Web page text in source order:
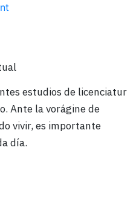
estudios de licenciatura,
Ante la vorágine de
vivir, es importante
día.